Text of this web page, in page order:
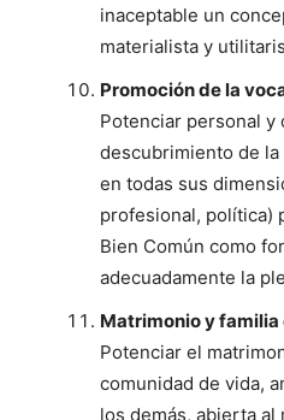
inaceptable un
materialista y
Promoción de la
Potenciar personal y
descubrimiento de
en todas sus
profesional, política)
Bien Común como
adecuadamente la
Matrimonio y familia
Potenciar el
comunidad de vida,
los demás, abierta al